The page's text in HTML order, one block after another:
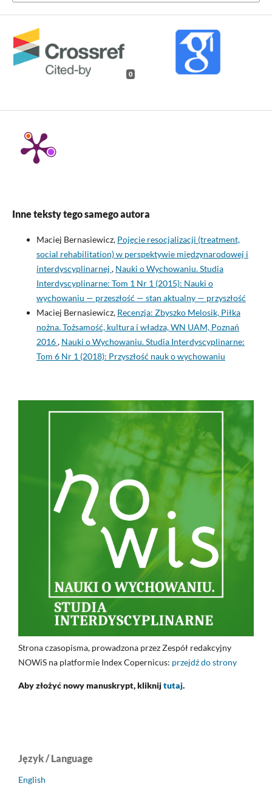
0
Inne teksty tego samego autora
Maciej Bernasiewicz, Pojęcie resocjalizacji (treatment,
social rehabilitation) w perspektywie międzynarodowej i
interdyscyplinarnej , Nauki o Wychowaniu. Studia
Interdyscyplinarne: Tom 1 Nr 1 (2015): Nauki o
wychowaniu — przeszłość — stan aktualny — przyszłość
Maciej Bernasiewicz, Recenzja: Zbyszko Melosik, Piłka
nożna. Tożsamość, kultura i władza, WN UAM, Poznań
2016, Nauki o Wychowaniu. Studia Interdyscyplinarne:
Tom 6 Nr 1 (2018): Przyszłość nauk o wychowaniu
Strona czasopisma, prowadzona przez Zespół redakcyjny
NOWiS na platformie Index Copernicus: przejdź do strony
Aby złożyć nowy manuskrypt, kliknijtutaj.
Język / Language
English